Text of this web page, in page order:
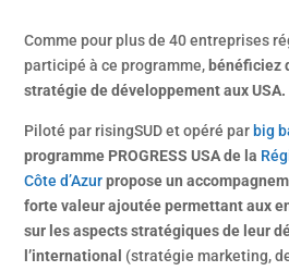
Comme pour plus de 40 entreprises
participé à ce programme, bénéficiez
stratégie de développement aux USA.
Piloté par risingSUD et opéré par big
programme PROGRESS USA de la
Côte d’Azur propose un
forte valeur ajoutée permettant aux
sur les aspects stratégiques de leur
l’international (stratégie marketing,